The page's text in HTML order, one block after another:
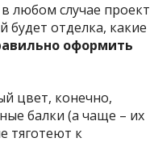
любом случае проект
будет отделка, какие
оформить
цвет, конечно,
балки (а чаще – их
тяготеют к